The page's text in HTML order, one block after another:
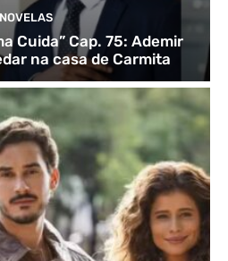
NOVELAS
Cuida” Cap. 75: Ademir
na casa de Carmita